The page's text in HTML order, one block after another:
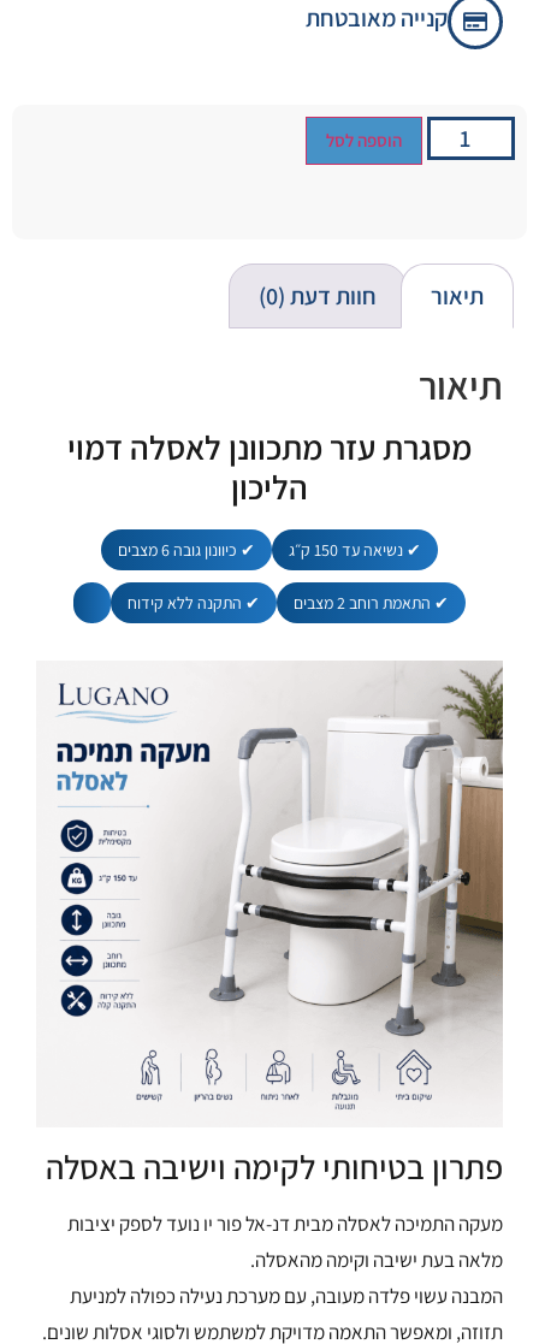
קנייה מאובטחת
הוספה לסל
תיאור חוות דעת (0)
תיאור
מסגרת עזר מתכוונן לאסלה דמוי
הליכון
✔ נשיאה עד 150 ק״ג ✔ כיוונון גובה 6 מצבים
✔ התאמת רוחב 2 מצבים ✔ התקנה ללא קידוח
פתרון בטיחותי לקימה וישיבה באסלה
מעקה התמיכה לאסלה מבית דנ-אל פור יו נועד לספק יציבות
מלאה בעת ישיבה וקימה מהאסלה.
המבנה עשוי פלדה מעובה, עם מערכת נעילה כפולה למניעת
תזוזה, ומאפשר התאמה מדויקת למשתמש ולסוגי אסלות שונים.